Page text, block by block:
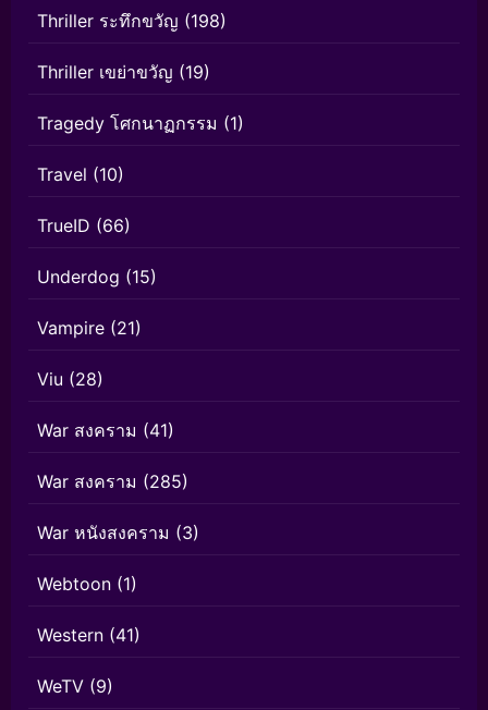
Thriller ระทึกขวัญ (198)
Thriller เขย่าขวัญ (19)
Tragedy โศกนาฏกรรม (1)
Travel (10)
TrueID (66)
Underdog (15)
Vampire (21)
Viu (28)
War สงคราม (41)
War สงคราม (285)
War หนังสงคราม (3)
Webtoon (1)
Western (41)
WeTV (9)